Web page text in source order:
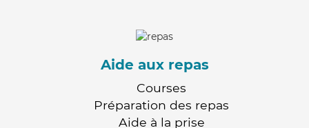
Aide aux repas
Courses
Préparation des repas
Aide à la prise